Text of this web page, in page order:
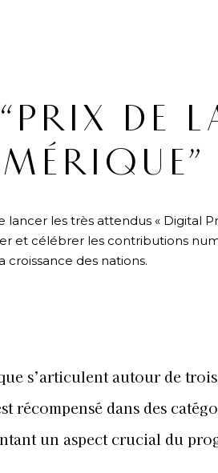
DE
les très attendus « Digital
et célébrer les contributions
des nations.
s’articulent autour de
récompensé dans des
un aspect crucial du